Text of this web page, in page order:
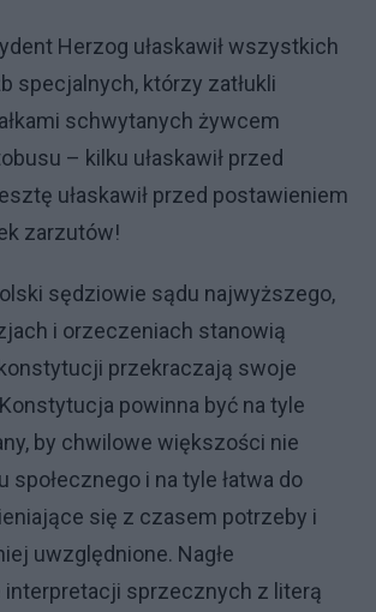
Herzog ułaskawił wszystkich
specjalnych, którzy zatłukli
schwytanych żywcem
– kilku ułaskawił przed
ułaskawił przed postawieniem
zarzutów!
sędziowie sądu najwyższego,
i orzeczeniach stanowią
przekraczają swoje
powinna być na tyle
by chwilowe większości nie
społecznego i na tyle łatwa do
się z czasem potrzeby i
uwzględnione. Nagłe
interpretacji sprzecznych z literą